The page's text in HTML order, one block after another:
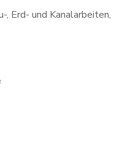
, Erd- und Kanalarbeiten,